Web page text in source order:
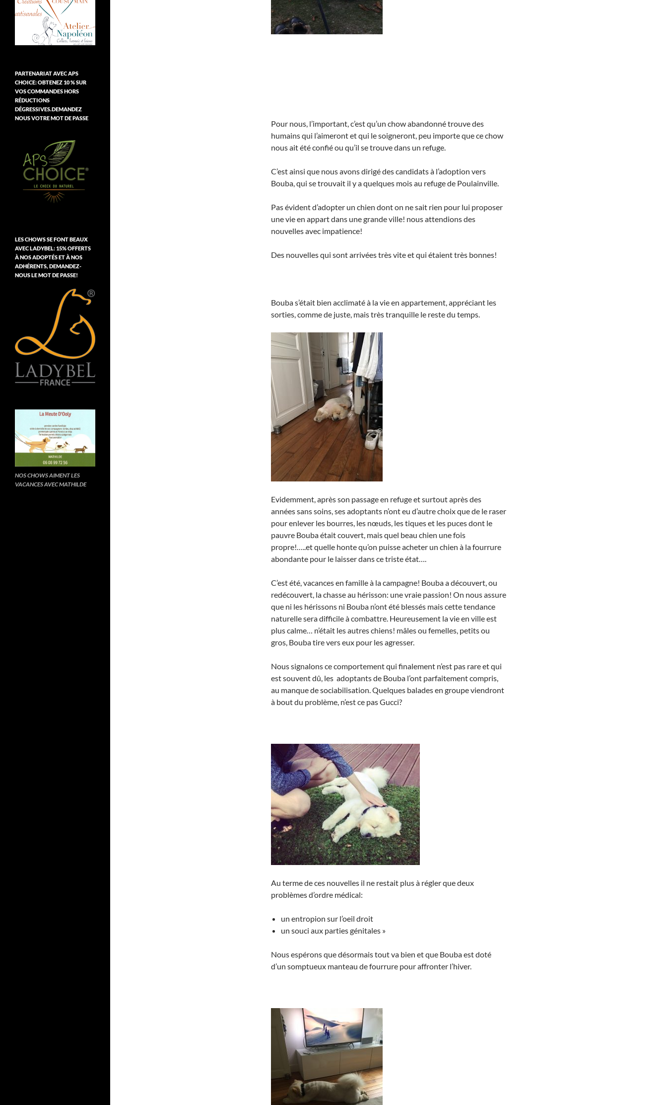
Pour nous, l’important, c’est qu’un chow abandonné trouve des
humains qui l’aimeront et qui le soigneront, peu importe que ce chow
nous ait été confié ou qu’il se trouve dans un refuge.
C’est ainsi que nous avons dirigé des candidats à l’adoption vers
Bouba, qui se trouvait il y a quelques mois au refuge de Poulainville.
Pas évident d’adopter un chien dont on ne sait rien pour lui proposer
une vie en appart dans une grande ville! nous attendions des
nouvelles avec impatience!
Des nouvelles qui sont arrivées très vite et qui étaient très bonnes!
Bouba s’était bien acclimaté à la vie en appartement, appréciant les
sorties, comme de juste, mais très tranquille le reste du temps.
Evidemment, après son passage en refuge et surtout après des
années sans soins, ses adoptants n’ont eu d’autre choix que de le raser
pour enlever les bourres, les nœuds, les tiques et les puces dont le
pauvre Bouba était couvert, mais quel beau chien une fois
propre!…..et quelle honte qu’on puisse acheter un chien à la fourrure
abondante pour le laisser dans ce triste état….
C’est été, vacances en famille à la campagne! Bouba a découvert, ou
redécouvert, la chasse au hérisson: une vraie passion! On nous assure
que ni les hérissons ni Bouba n’ont été blessés mais cette tendance
naturelle sera difficile à combattre. Heureusement la vie en ville est
plus calme… n’était les autres chiens! mâles ou femelles, petits ou
gros, Bouba tire vers eux pour les agresser.
Nous signalons ce comportement qui finalement n’est pas rare et qui
est souvent dû, les adoptants de Bouba l’ont parfaitement compris,
au manque de sociabilisation. Quelques balades en groupe viendront
à bout du problème, n’est ce pas Gucci?
Au terme de ces nouvelles il ne restait plus à régler que deux
problèmes d’ordre médical:
un entropion sur l’oeil droit
un souci aux parties génitales »
Nous espérons que désormais tout va bien et que Bouba est doté
d’un somptueux manteau de fourrure pour affronter l’hiver.
PARTENARIAT AVEC APS
CHOICE: OBTENEZ 10 % SUR
VOS COMMANDES HORS
RÉDUCTIONS
DÉGRESSIVES.DEMANDEZ
NOUS VOTRE MOT DE PASSE
LES CHOWS SE FONT BEAUX
AVEC LADYBEL: 15% OFFERTS
À NOS ADOPTÉS ET À NOS
ADHÉRENTS, DEMANDEZ-
NOUS LE MOT DE PASSE!
NOS CHOWS AIMENT LES
VACANCES AVEC MATHILDE